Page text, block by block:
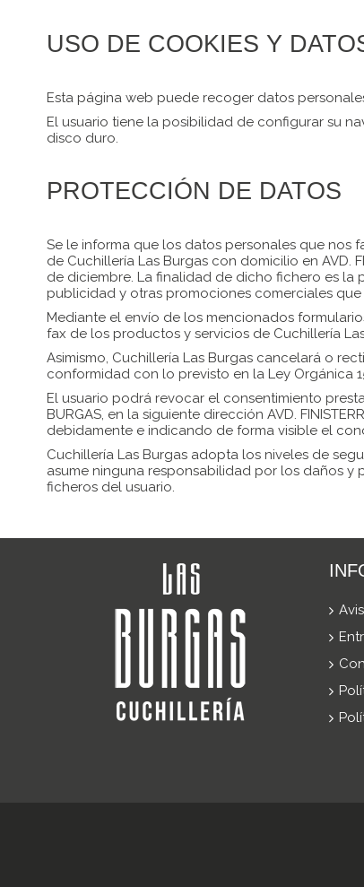
USO DE COOKIES Y
Esta página web puede recoger datos
El usuario tiene la posibilidad de configurar su
disco duro.
PROTECCIÓN DE DATOS
Se le informa que los datos personales que nos
de Cuchillería Las Burgas con domicilio en AVD.
de diciembre. La finalidad de dicho fichero es la
publicidad y otras promociones comerciales que
Mediante el envío de los mencionados
fax de los productos y servicios de Cuchillería
Asimismo, Cuchillería Las Burgas cancelará o
conformidad con lo previsto en la Ley Orgánica
El usuario podrá revocar el consentimiento
BURGAS, en la siguiente dirección AVD.
debidamente e indicando de forma visible el
Cuchillería Las Burgas adopta los niveles de
asume ninguna responsabilidad por los daños
ficheros del usuario.